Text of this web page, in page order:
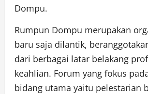
Dompu.
Rumpun Dompu merupakan
baru saja dilantik,
dari berbagai latar belakang
keahlian. Forum yang fokus
bidang utama yaitu pelestarian